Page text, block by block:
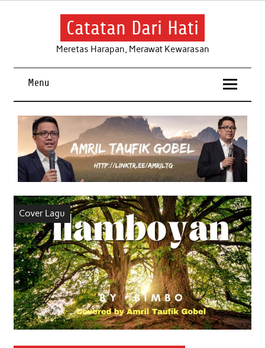
Skip
Catatan Dari Hati
Meretas Harapan, Merawat Kewarasan
Menu
Cover Lagu